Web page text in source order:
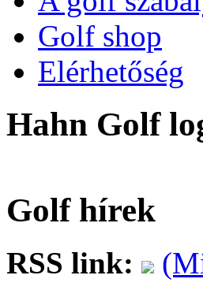
Golf shop
Elérhetőség
Hahn Golf
Golf hírek
RSS link: